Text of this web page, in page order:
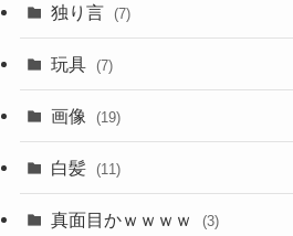
独り言 (7)
玩具 (7)
画像 (19)
白髪 (11)
真面目かｗｗｗｗ (3)